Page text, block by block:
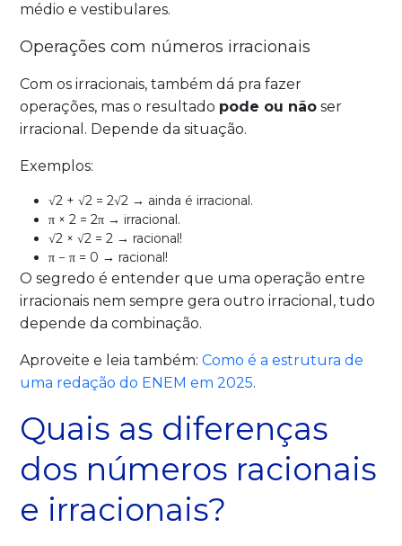
médio e vestibulares.
Operações com números irracionais
Com os irracionais, também dá pra fazer
operações, mas o resultado pode ou não ser
irracional. Depende da situação.
Exemplos:
√2 + √2 = 2√2 → ainda é irracional.
π × 2 = 2π → irracional.
√2 × √2 = 2 → racional!
π − π = 0 → racional!
O segredo é entender que uma operação entre
irracionais nem sempre gera outro irracional, tudo
depende da combinação.
Aproveite e leia também:Como é a estrutura de
uma redação do ENEM em 2025.
Quais as diferenças
dos números racionais
e irracionais?